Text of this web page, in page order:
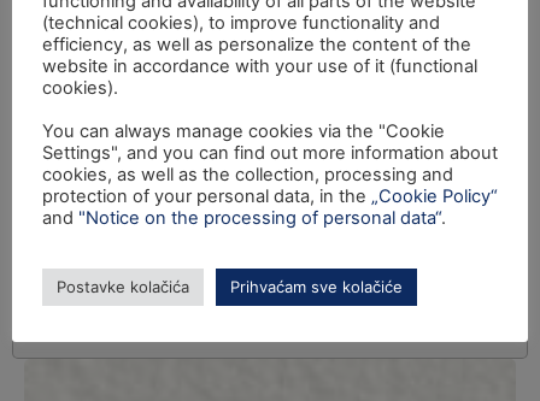
(technical cookies), to improve functionality and
efficiency, as well as personalize the content of the
website in accordance with your use of it (functional
cookies).
You can always manage cookies via the "Cookie
Settings", and you can find out more information about
cookies, as well as the collection, processing and
protection of your personal data, in the „Cookie Policy“
and "Notice on the processing of personal data“.
Postavke kolačića Prihvaćam sve kolačiće